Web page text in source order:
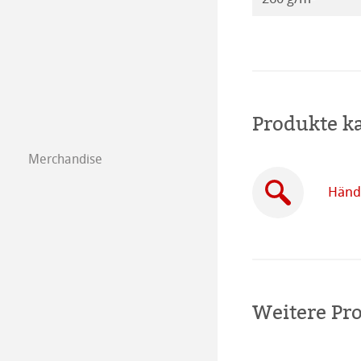
Merchandise
Produkte
Weitere